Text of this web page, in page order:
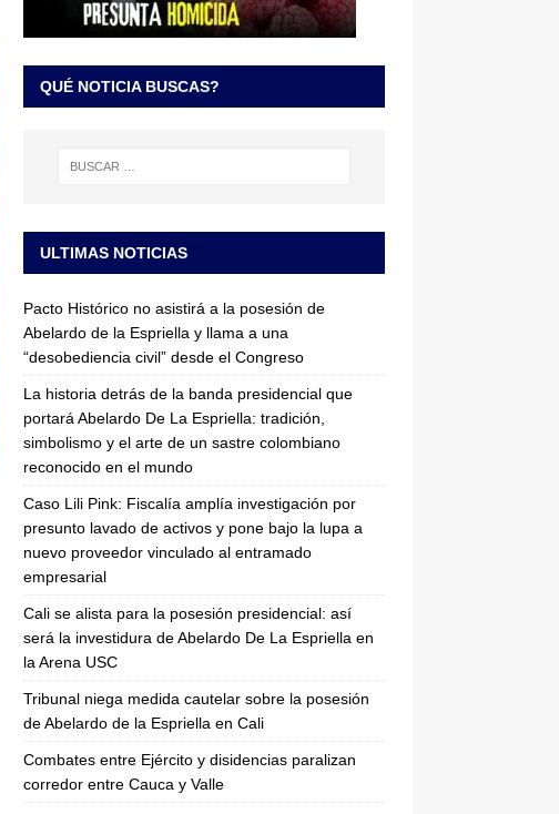
QUÉ NOTICIA BUSCAS?
ULTIMAS NOTICIAS
Pacto Histórico no asistirá a la posesión de
Abelardo de la Espriella y llama a una
“desobediencia civil” desde el Congreso
La historia detrás de la banda presidencial que
portará Abelardo De La Espriella: tradición,
simbolismo y el arte de un sastre colombiano
reconocido en el mundo
Caso Lili Pink: Fiscalía amplía investigación por
presunto lavado de activos y pone bajo la lupa a
nuevo proveedor vinculado al entramado
empresarial
Cali se alista para la posesión presidencial: así
será la investidura de Abelardo De La Espriella en
la Arena USC
Tribunal niega medida cautelar sobre la posesión
de Abelardo de la Espriella en Cali
Combates entre Ejército y disidencias paralizan
corredor entre Cauca y Valle